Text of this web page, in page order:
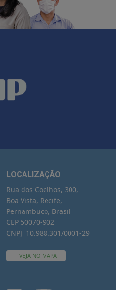
LOCALIZAÇÃO
Rua dos Coelhos, 300,
Boa Vista, Recife,
Pernambuco, Brasil
CEP 50070-902
CNPJ: 10.988.301/0001-29
VEJA NO MAPA